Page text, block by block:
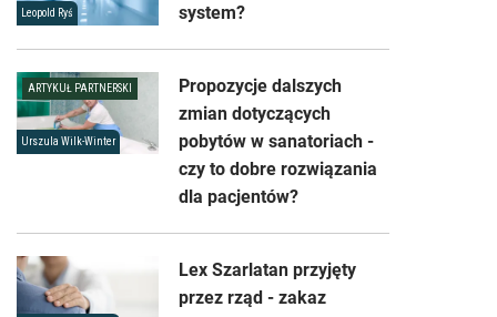
Leopold Ryś
system?
ARTYKUŁ PARTNERSKI
Urszula Wilk-Winter
Propozycje dalszych
zmian dotyczących
pobytów w sanatoriach -
czy to dobre rozwiązania
dla pacjentów?
Lex Szarlatan przyjęty
przez rząd - zakaz